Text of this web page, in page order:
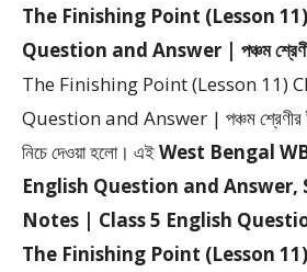
The Finishing Point (Lesson
Question and Answer | পঞ্চম শ্রেণীর
The Finishing Point (Lesson 11)
Question and Answer | পঞ্চম শ্রেণীর
নিচে দেওয়া হলো। এইWest Bengal
English Question and Answer,
Notes | Class 5 English
The Finishing Point (Lesson 11)